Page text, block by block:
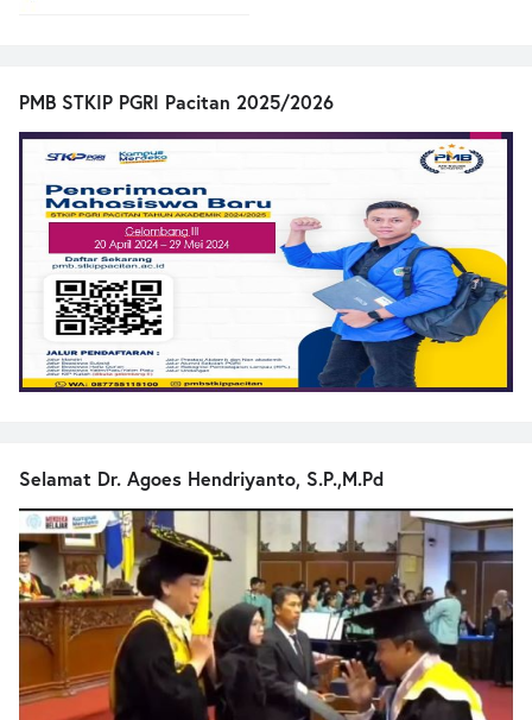
PMB STKIP PGRI Pacitan 2025/2026
Selamat Dr. Agoes Hendriyanto, S.P.,M.Pd